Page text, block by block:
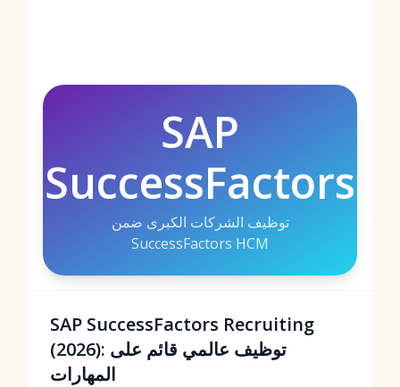
SAP
SuccessFactors
توظيف الشركات الكبرى ضمن
SuccessFactors HCM
SAP SuccessFactors Recruiting
(2026): توظيف عالمي قائم على
المهارات